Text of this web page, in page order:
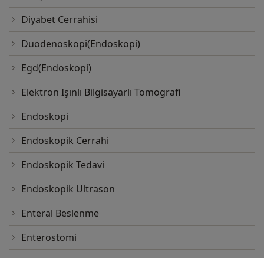
Diyabet Cerrahisi
Duodenoskopi(Endoskopi)
Egd(Endoskopi)
Elektron Işınlı Bilgisayarlı Tomografi
Endoskopi
Endoskopik Cerrahi
Endoskopik Tedavi
Endoskopik Ultrason
Enteral Beslenme
Enterostomi